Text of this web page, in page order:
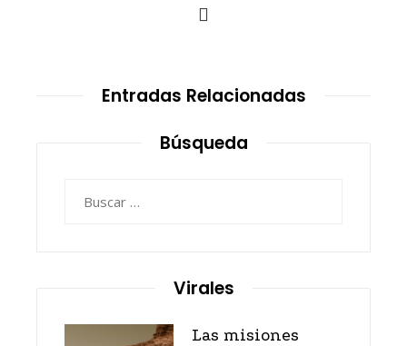
Entradas Relacionadas
Búsqueda
Virales
Las misiones